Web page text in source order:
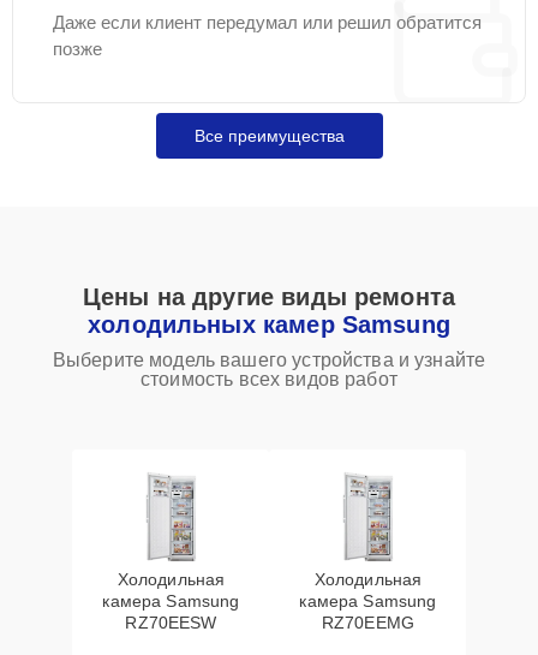
Даже если клиент передумал или решил обратится
позже
Все преимущества
Цены на другие виды ремонта
холодильных камер Samsung
Выберите модель вашего устройства и узнайте
стоимость всех видов работ
Холодильная
камера Samsung
RZ70EESW
Холодильная
камера Samsung
RZ70EEMG